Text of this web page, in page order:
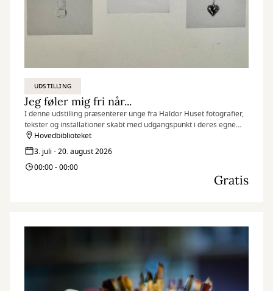
UDSTILLING
Jeg føler mig fri når...
I denne udstilling præsenterer unge fra Haldor Huset fotografier,
tekster og installationer skabt med udgangspunkt i deres egne
erfaringer, drømme og perspektiver.
Hovedbiblioteket
3. juli - 20. august 2026
00:00 - 00:00
Gratis